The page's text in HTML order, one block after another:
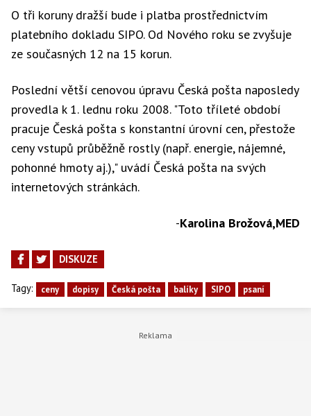
O tři koruny dražší bude i platba prostřednictvím
platebního dokladu SIPO. Od Nového roku se zvyšuje
ze současných 12 na 15 korun.
Poslední větší cenovou úpravu Česká pošta naposledy
provedla k 1. lednu roku 2008. "Toto tříleté období
pracuje Česká pošta s konstantní úrovní cen, přestože
ceny vstupů průběžně rostly (např. energie, nájemné,
pohonné hmoty aj.)," uvádí Česká pošta na svých
internetových stránkách.
-Karolina Brožová,MED
DISKUZE
Tagy: ceny dopisy Česká pošta balíky SIPO psaní